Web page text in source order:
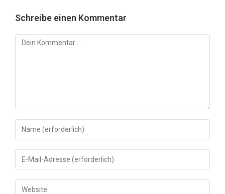
Schreibe einen Kommentar
Kommentar
Gib
deinen
Namen
oder
zum
Gib
deine
E-
Gib